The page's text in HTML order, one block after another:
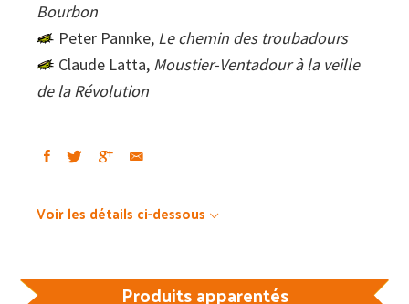
Bourbon
Peter Pannke, Le chemin des troubadours
Claude Latta, Moustier-Ventadour à la veille
de la Révolution
Voir les détails ci-dessous
Produits apparentés